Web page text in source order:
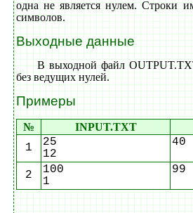
одна не является нулем. Строки
символов.
Выходные данные
В выходной файл
без ведущих нулей.
Примеры
№ INPUT.TXT
1
25
12
40
2
100
1
99